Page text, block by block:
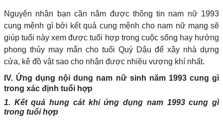
Nguyên nhân bạn cần nắm được thông tin nam nữ 1993
cung mệnh gì bởi kết quả cung mệnh cho nam nữ mạng sẽ
giúp tuổi này xem được tuổi hợp trong cuộc sống hay hướng
phong thủy may mắn cho tuổi Quý Dậu để xây nhà dựng
cửa, kê đồ vật sao cho nhận được nhiều vượng khí nhất.
IV. Ứng dụng nội dung nam nữ sinh năm 1993 cung gì
trong xác định tuổi hợp
1. Kết quả hung cát khi ứng dụng nam 1993 cung gì
trong tuổi hợp